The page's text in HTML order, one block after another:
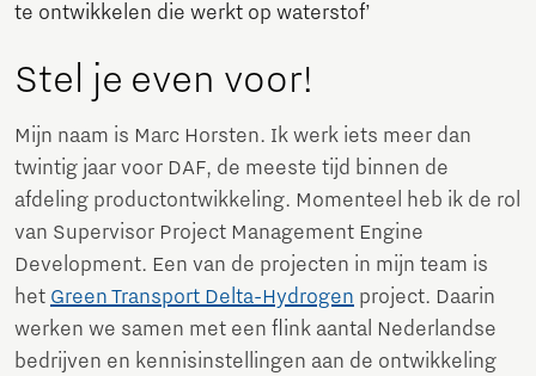
te ontwikkelen die werkt op waterstof’
Stel je even voor!
Mijn naam is Marc Horsten. Ik werk iets meer dan
twintig jaar voor DAF, de meeste tijd binnen de
afdeling productontwikkeling. Momenteel heb ik de rol
van Supervisor Project Management Engine
Development. Een van de projecten in mijn team is
het Green Transport Delta-Hydrogen project. Daarin
werken we samen met een flink aantal Nederlandse
bedrijven en kennisinstellingen aan de ontwikkeling